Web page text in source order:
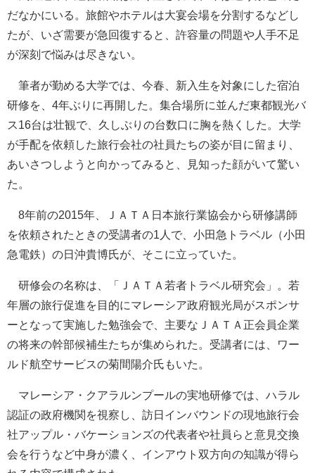
だなかにいる。旅館やホテルは大宴会場を分割するなどし
たが、いざ需要が急回復すると、許容量の問題や人手不足
が深刻で悩みは尽きない。
筆者が勤める大学では、今春、新入生を対象にした宿泊
研修を、4年ぶりに再開した。集合場所に並んだ東都観光バ
ス16台は壮観で、久しぶりの台数口に胸を熱くした。大学
が手配を依頼した旅行会社の社員たちの姿が目に留まり、
あいさつしようと向かってみると、見知った顔がいて驚い
た。
8年前の2015年、ＪＡＴＡ日本旅行業協会から研修講師
を依頼されたときの受講者の1人で、小田急トラベル（小田
急電鉄）の日沖貴博氏が、そこに立っていた。
研修会の名称は、「ＪＡＴＡ若者トラベル研究会」。若
年層の旅行促進を目的にマレーシア政府観光局がスポンサ
ーとなって実施した勉強会で、主要なＪＡＴＡ正会員企業
の将来の幹部候補生たちが集められた。受講者には、ワー
ルド航空サービスの菊間陽介氏もいた。
マレーシア・クアラルンプールの実地研修では、ハラル
認証の政府機関を視察し、訪日インバウンドの現地旅行会
社アップル・バケーションズの代表者や社員らと意見交換
会を行うなど中身が濃く、インアウト双方向の知識が得ら